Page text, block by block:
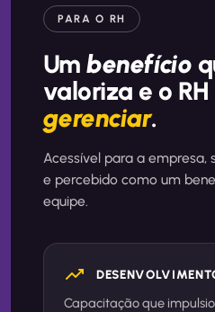
PARA O RH
Umbenefício
valoriza e o
gerenciar.
Acessível para a empresa,
e percebido como um
equipe.
Capacitação que